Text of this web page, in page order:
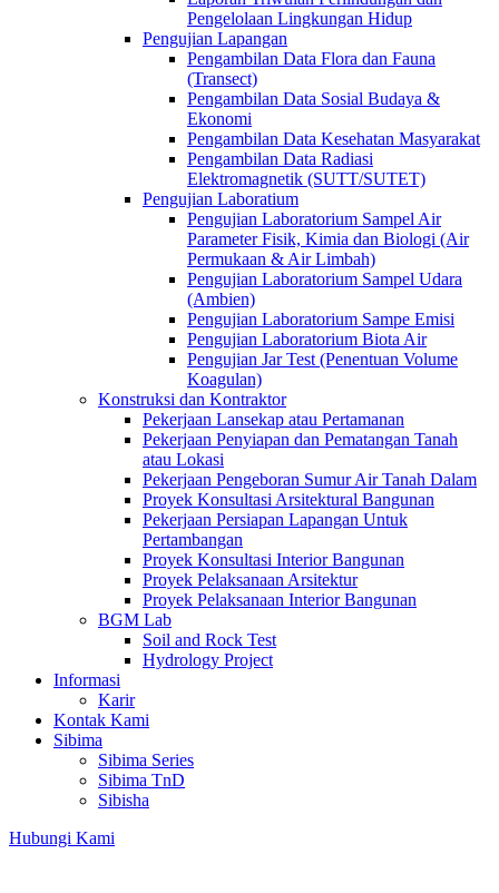
Pengelolaan Lingkungan Hidup
Pengujian Lapangan
Pengambilan Data Flora dan Fauna
(Transect)
Pengambilan Data Sosial Budaya &
Ekonomi
Pengambilan Data Kesehatan Masyarakat
Pengambilan Data Radiasi
Elektromagnetik (SUTT/SUTET)
Pengujian Laboratium
Pengujian Laboratorium Sampel Air
Parameter Fisik, Kimia dan Biologi (Air
Permukaan & Air Limbah)
Pengujian Laboratorium Sampel Udara
(Ambien)
Pengujian Laboratorium Sampe Emisi
Pengujian Laboratorium Biota Air
Pengujian Jar Test (Penentuan Volume
Koagulan)
Konstruksi dan Kontraktor
Pekerjaan Lansekap atau Pertamanan
Pekerjaan Penyiapan dan Pematangan Tanah
atau Lokasi
Pekerjaan Pengeboran Sumur Air Tanah Dalam
Proyek Konsultasi Arsitektural Bangunan
Pekerjaan Persiapan Lapangan Untuk
Pertambangan
Proyek Konsultasi Interior Bangunan
Proyek Pelaksanaan Arsitektur
Proyek Pelaksanaan Interior Bangunan
BGM Lab
Soil and Rock Test
Hydrology Project
Informasi
Karir
Kontak Kami
Sibima
Sibima Series
Sibima TnD
Sibisha
Hubungi Kami